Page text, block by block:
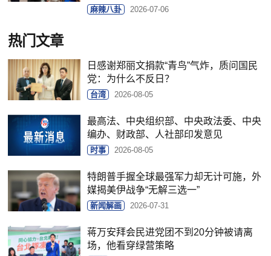
麻辣八卦 2026-07-06
热门文章
日感谢郑丽文捐款“青鸟”气炸，质问国民
党：为什么不反日？
台湾 2026-08-05
最高法、中央组织部、中央政法委、中央
编办、财政部、人社部印发意见
时事 2026-08-05
特朗普手握全球最强军力却无计可施，外
媒揭美伊战争“无解三选一”
新闻解画 2026-07-31
蒋万安拜会民进党团不到20分钟被请离
场，他看穿绿营策略